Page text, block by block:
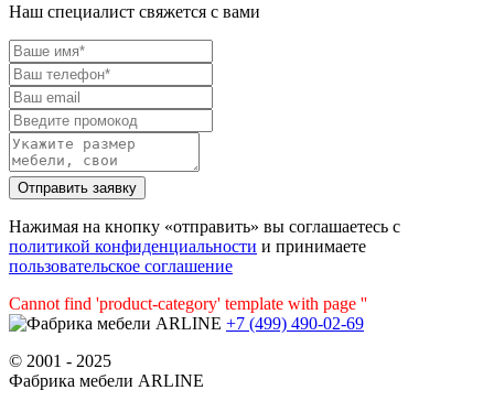
Наш специалист свяжется с вами
Нажимая на кнопку «отправить» вы соглашаетесь с
политикой конфиденциальности и принимаете
пользовательское соглашение
Cannot find 'product-category' template with page ''
+7 (499) 490-02-69
© 2001 - 2025
Фабрика мебели ARLINE